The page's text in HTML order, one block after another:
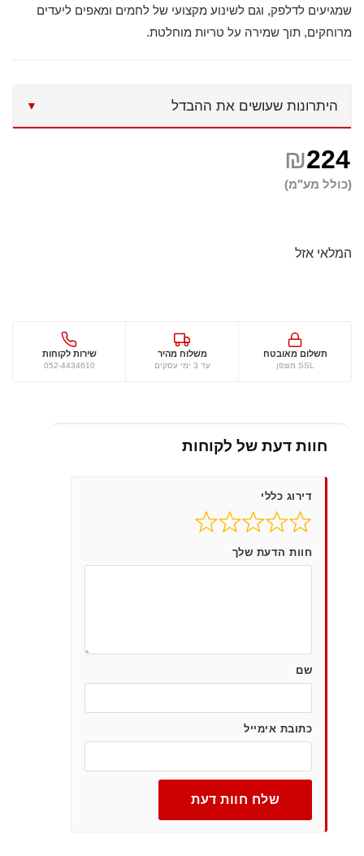
שמגיעים לדלפק, וגם לשינוע מקצועי של לחמים ומאפים ליעדים
מרוחקים, תוך שמירה על טריות מוחלטת.
היתרונות שעושים את ההבדל ▼
₪224
(כולל מע"מ)
המלאי אזל
תשלום מאובטח
SSL מוצפן
משלוח מהיר
עד 3 ימי עסקים
שירות לקוחות
052-4434610
חוות דעת של לקוחות
דירוג כללי
חוות הדעת שלך
שם
כתובת אימייל
שלח חוות דעת